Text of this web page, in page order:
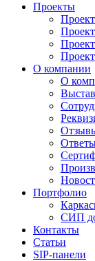
Проекты
О компании
О
Портфолио
СИП
Контакты
Статьи
SIP-панели